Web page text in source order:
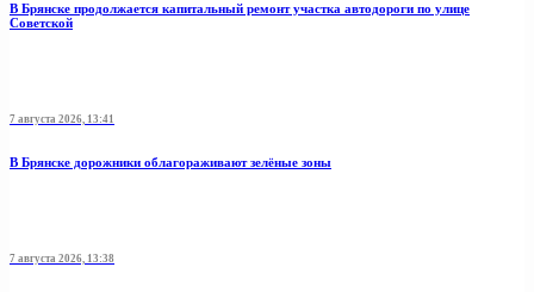
В Брянске продолжается капитальный ремонт участка автодороги по улице
Советской
7 августа 2026, 13:41
В Брянске дорожники облагораживают зелёные зоны
7 августа 2026, 13:38